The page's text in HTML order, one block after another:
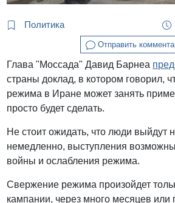
Политика
Отправить
Глава "Моссада" Давид Барнеа
страны доклад, в котором говорил,
режима в Иране может занять
просто будет сделать.
Не стоит ожидать, что люди выйдут
немедленно, выступления
войны и ослабления режима.
Свержение режима произойдет
кампании, через много месяцев или